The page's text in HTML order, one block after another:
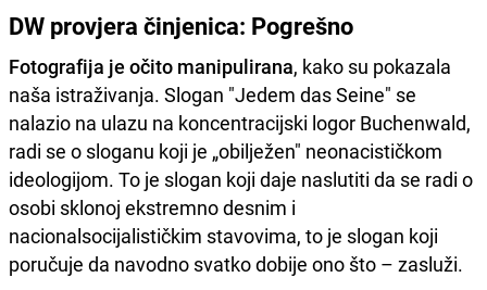
DW provjera činjenica: Pogrešno
Fotografija je očito manipulirana, kako su pokazala
naša istraživanja. Slogan "Jedem das Seine" se
nalazio na ulazu na koncentracijski logor Buchenwald,
radi se o sloganu koji je „obilježen" neonacističkom
ideologijom. To je slogan koji daje naslutiti da se radi o
osobi sklonoj ekstremno desnim i
nacionalsocijalističkim stavovima, to je slogan koji
poručuje da navodno svatko dobije ono što – zasluži.